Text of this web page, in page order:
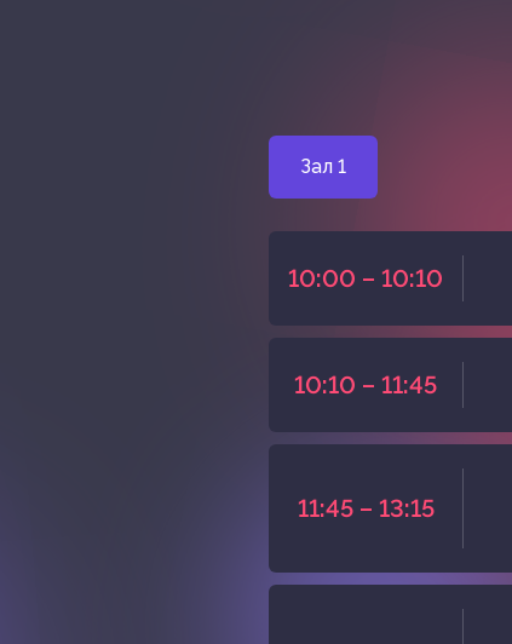
Зал 1
10:00 – 10:10
10:10 – 11:45
11:45 – 13:15